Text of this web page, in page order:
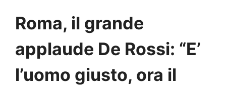
Roma, il grande
applaude De Rossi: “E’
l’uomo giusto, ora il